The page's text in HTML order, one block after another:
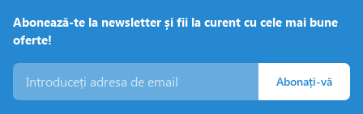
Abonează-te la newsletter și fii la curent cu cele mai bune
oferte!
Abonați-vă